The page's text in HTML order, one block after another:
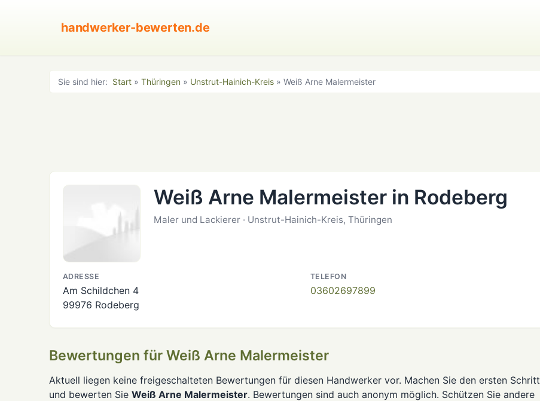
handwerker-bewerten.de
Sie sind hier: Start » Thüringen » Unstrut-Hainich-Kreis » Weiß Arne Malermeister
Weiß Arne Malermeister in Rodeberg
Maler und Lackierer · Unstrut-Hainich-Kreis, Thüringen
ADRESSE
Am Schildchen 4
99976 Rodeberg
TELEFON
03602697899
Bewertungen für Weiß Arne Malermeister
Aktuell liegen keine freigeschalteten Bewertungen für diesen Handwerker vor. Machen Sie den ersten Schritt
und bewerten Sie Weiß Arne Malermeister. Bewertungen sind auch anonym möglich. Schützen Sie andere